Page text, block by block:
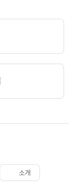
소개